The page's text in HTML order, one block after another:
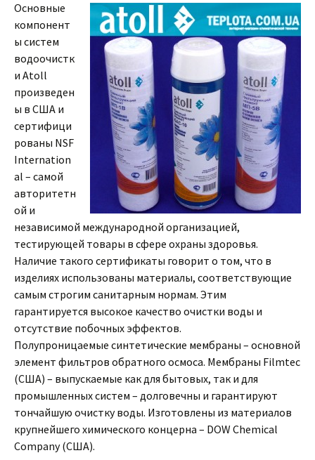
Основные
компонент
ы систем
водоочистк
и Atoll
произведен
ы в США и
сертифици
рованы NSF
Internation
al – самой
авторитетн
ой и
независимой международной организацией,
тестирующей товары в сфере охраны здоровья.
Наличие такого сертификаты говорит о том, что в
изделиях использованы материалы, соответствующие
самым строгим санитарным нормам. Этим
гарантируется высокое качество очистки воды и
отсутствие побочных эффектов.
Полупроницаемые синтетические мембраны – основной
элемент фильтров обратного осмоса. Мембраны Filmtec
(США) – выпускаемые как для бытовых, так и для
промышленных систем – долговечны и гарантируют
тончайшую очистку воды. Изготовлены из материалов
крупнейшего химического концерна – DOW Chemical
Company (США).